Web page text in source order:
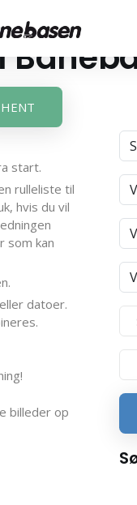
HENT
start.
rulleliste til
hvis du vil
som kan
datoer.
billeder op